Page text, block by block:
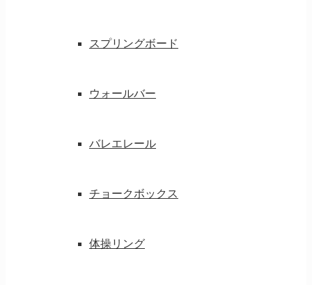
スプリングボード
ウォールバー
バレエレール
チョークボックス
体操リング